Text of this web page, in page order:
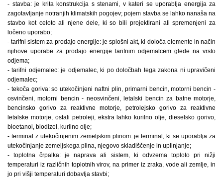
- stavba: je krita konstrukcija s stenami, v kateri se uporablja energija za
zagotavljanje notranjih klimatskih pogojev; pojem stavba se lahko nanaša na
stavbo kot celoto ali njene dele, ki so bili projektirani ali spremenjeni za
ločeno uporabo;
- tarifni sistem za prodajo energije: je splošni akt, ki določa elemente in način
njihove uporabe za prodajo energije tarifnim odjemalcem glede na vrsto
odjema;
- tarifni odjemalec: je odjemalec, ki po določbah tega zakona ni upravičeni
odjemalec;
- tekoča goriva: so utekočinjeni naftni plin, primarni bencin, motorni bencin -
osvinčeni, motorni bencin - neosvinčeni, letalski bencin za batne motorje,
bencinsko gorivo za reaktivne motorje, petrolejsko gorivo za reaktivne
letalske motorje, ostali petroleji, ekstra lahko kurilno olje, dieselsko gorivo,
bioetanol, biodizel, kurilno olje;
- terminal z utekočinjenim zemeljskim plinom: je terminal, ki se uporablja za
utekočinjanje zemeljskega plina, njegovo skladiščenje in uplinjanje;
- toplotna črpalka: je naprava ali sistem, ki odvzema toploto pri nižji
temperaturi iz različnih toplotnih virov, na primer iz zraka, vode ali zemlje, in
jo pri višji temperaturi dobavlja stavbi;